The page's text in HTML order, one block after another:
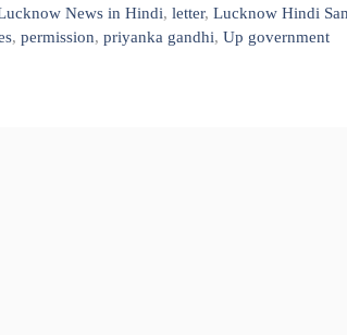
News in Hindi,letter,Lucknow Hindi
, permission, priyanka gandhi, Up government